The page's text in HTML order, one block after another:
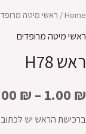
Home
/ ראשי מיטה
ראשי מיטה מרופדים
ראש H78
1.00 ₪
–
₪
ברכישת הראש יש